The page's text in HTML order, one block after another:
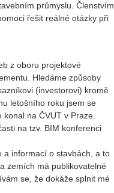
průmyslu. Členstvím
řešit reálné otázky při
z oboru projektové
Hledáme způsoby
(investorovi) kromě
letošního roku jsem se
na ČVUT v Praze.
na tzv. BIM konferenci
a informací o stavbách, a to
zemích má publikovatelné
se, že dokáže splnit mé